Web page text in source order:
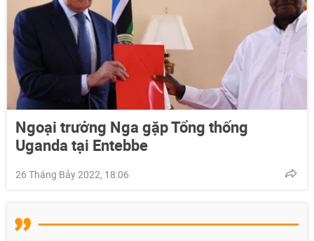
Ngoại trưởng Nga gặp Tổng thống
Uganda tại Entebbe
26 Tháng Bảy 2022, 18:06